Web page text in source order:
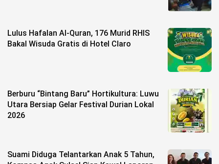
Lulus Hafalan Al-Quran, 176 Murid RHIS
Bakal Wisuda Gratis di Hotel Claro
Berburu “Bintang Baru” Hortikultura: Luwu
Utara Bersiap Gelar Festival Durian Lokal
2026
Suami Diduga Telantarkan Anak 5 Tahun,